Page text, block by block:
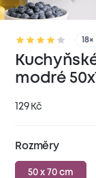
18×
modré
129 Kč
Rozměry
50 x 70 cm